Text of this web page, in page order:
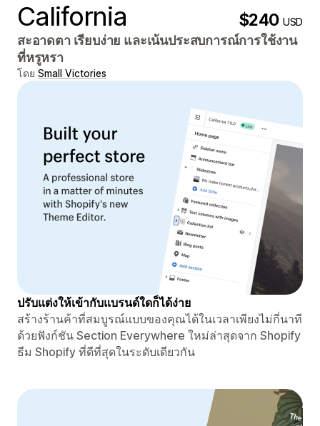
California $240USD
สะอาดตา เรียบง่าย และเน้นประสบการณ์การใช้งาน
ที่หรูหรา
โดย Small Victories
ปรับแต่งให้เข้ากับแบรนด์ใดก็ได้ง่าย
สร้างร้านค้าที่สมบูรณ์แบบของคุณได้ในเวลาเพียงไม่กี่นาที
ด้วยฟังก์ชัน Section Everywhere ใหม่ล่าสุดจาก Shopify
ธีม Shopify ที่ดีที่สุดในระดับเดียวกัน